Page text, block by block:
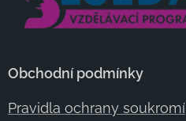
Obchodní podmínky
Pravidla ochrany soukromí